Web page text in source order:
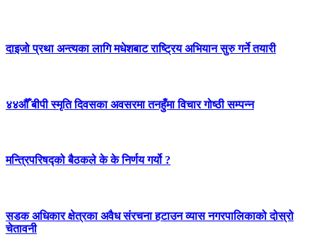
दाइजो प्रथा अन्त्यका लागि मधेशबाट राष्ट्रिय अभियान सुरु गर्ने तयारी
४४औँ बीपी स्मृति दिवसका अवसरमा तनहुँमा विचार गोष्ठी सम्पन्न
मन्त्रिपरिषद्को बैठकले के के निर्णय गर्यो ?
सडक अधिकार क्षेत्रका अवैध संरचना हटाउन व्यास नगरपालिकाको दोस्रो
चेतावनी